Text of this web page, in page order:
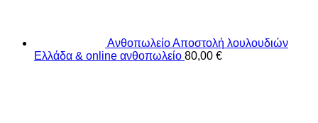
Ανθοπωλείο Αποστολή λουλουδιών
Ελλάδα & online ανθοπωλείο 80,00 €